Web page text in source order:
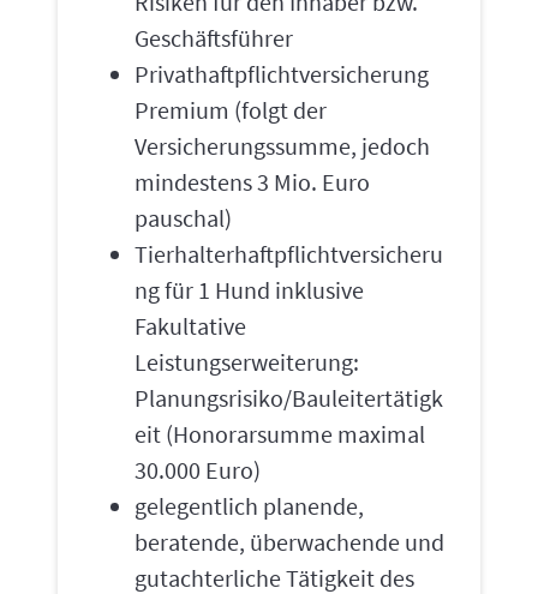
Geschäftsführer
Privathaftpflichtversicherung
Premium (folgt der
Versicherungssumme, jedoch
mindestens 3 Mio. Euro
pauschal)
Tierhalterhaftpflichtversicheru
ng für 1 Hund inklusive
Fakultative
Leistungserweiterung:
Planungsrisiko/Bauleitertätigk
eit (Honorarsumme maximal
30.000 Euro)
gelegentlich planende,
beratende, überwachende und
gutachterliche Tätigkeit des